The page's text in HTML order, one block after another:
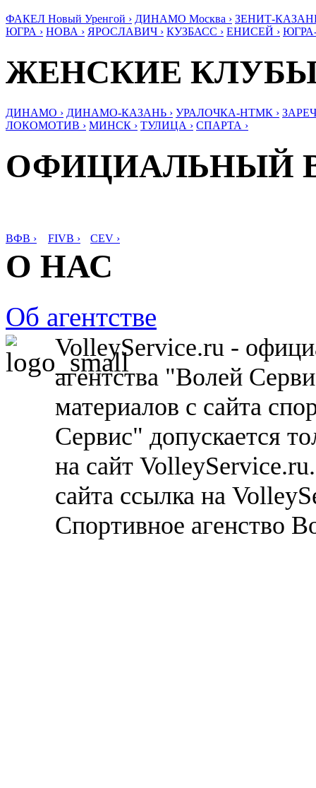
ФАКЕЛ Новый Уренгой › ДИНАМО Москва › ЗЕНИТ-
ЮГРА › НОВА › ЯРОСЛАВИЧ › КУЗБАСС › ЕНИСЕЙ ›
ЖЕНСКИЕ
ДИНАМО › ДИНАМО-КАЗАНЬ › УРАЛОЧКА-НТМК ›
ЛОКОМОТИВ › МИНСК › ТУЛИЦА › СПАРТА ›
ОФИЦИАЛЬНЫЙ
ВФВ › FIVB › CEV ›
О НАС
Об агентстве
VolleyService.ru -
агентства "Волей
материалов с сайта
Сервис" допускается
на сайт
сайта ссылка на
Спортивное агенство